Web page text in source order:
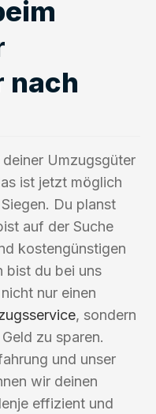
nach
Umzugsgüter
ist jetzt möglich
Du planst
auf der Suche
kostengünstigen
bist du bei uns
nur einen
, sondern
zu sparen.
und unser
wir deinen
effizient und